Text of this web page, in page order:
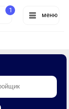
меню
1